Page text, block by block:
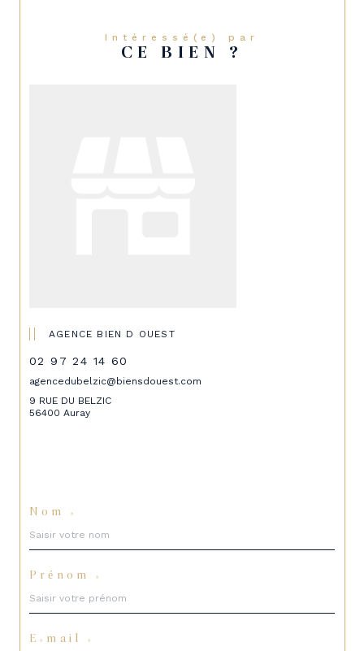
Intéressé(e) par
CE BIEN ?
AGENCE BIEN D OUEST
02 97 24 14 60
agencedubelzic@biensdouest.com
9 RUE DU BELZIC
56400 Auray
Nom *
Prénom *
E-mail *